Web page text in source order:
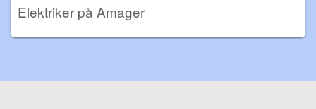
Elektriker på Amager